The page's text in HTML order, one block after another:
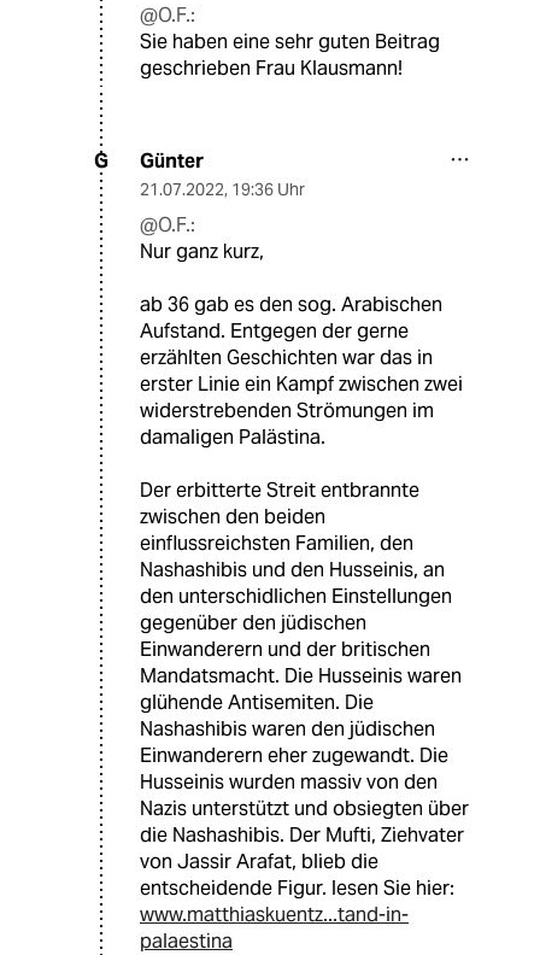
@O.F.:
Sie haben eine sehr guten Beitrag
geschrieben Frau Klausmann!
G Günter
21.07.2022, 19:36 Uhr
@O.F.:
Nur ganz kurz,
ab 36 gab es den sog. Arabischen
Aufstand. Entgegen der gerne
erzählten Geschichten war das in
erster Linie ein Kampf zwischen zwei
widerstrebenden Strömungen im
damaligen Palästina.
Der erbitterte Streit entbrannte
zwischen den beiden
einflussreichsten Familien, den
Nashashibis und den Husseinis, an
den unterschidlichen Einstellungen
gegenüber den jüdischen
Einwanderern und der britischen
Mandatsmacht. Die Husseinis waren
glühende Antisemiten. Die
Nashashibis waren den jüdischen
Einwanderern eher zugewandt. Die
Husseinis wurden massiv von den
Nazis unterstützt und obsiegten über
die Nashashibis. Der Mufti, Ziehvater
von Jassir Arafat, blieb die
entscheidende Figur. lesen Sie hier:
www.matthiaskuentz...tand-in-
palaestina